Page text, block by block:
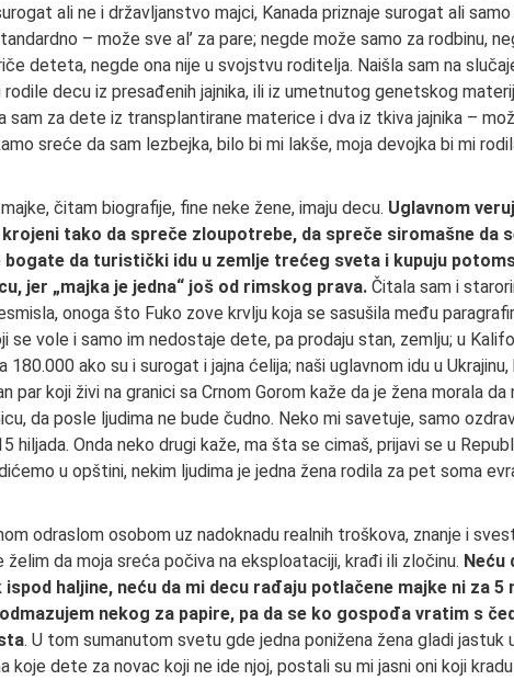
ali ne i državljanstvo majci, Kanada priznaje surogat ali samo
– može sve al’ za pare; negde može samo za rodbinu,
deteta, negde ona nije u svojstvu roditelja. Naišla sam na
decu iz presađenih jajnika, ili iz umetnutog genetskog
sam za dete iz transplantirane materice i dva iz tkiva jajnika –
sreće da sam lezbejka, bilo bi mi lakše, moja devojka bi mi
čitam biografije, fine neke žene, imaju decu. Uglavnom
tako da spreče zloupotrebe, da spreče siromašne da
bogate da turistički idu u zemlje trećeg sveta i kupuju
jer „majka je jedna“ još od rimskog prava. Čitala sam i
onoga što Fuko zove krvlju koja se sasušila među
se vole i samo im nedostaje dete, pa prodaju stan, zemlju; u
ako su i surogat i jajna ćelija; naši uglavnom idu u
par koji živi na granici sa Crnom Gorom kaže da je žena morala da
da posle ljudima ne bude čudno. Neko mi savetuje, samo
hiljada. Onda neko drugi kaže, ma šta se cimaš, prijavi se u
u opštini, nekim ljudima je jedna žena rodila za pet soma
odraslom osobom uz nadoknadu realnih troškova, znanje i
da moja sreća počiva na eksploataciji, krađi ili zločinu. Neću
haljine, neću da mi decu rađaju potlačene majke ni za 5
nekog za papire, pa da se ko gospođa vratim s
. U tom sumanutom svetu gde jedna ponižena žena gladi jastuk
koje dete za novac koji ne ide njoj, postali su mi jasni oni koji